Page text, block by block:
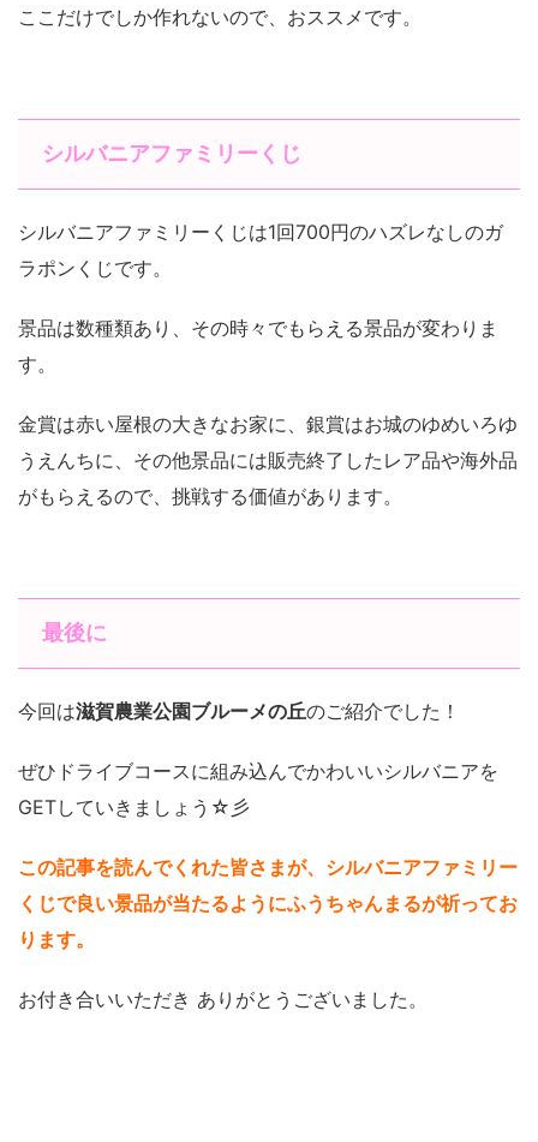
ここだけでしか作れないので、おススメです。
シルバニアファミリーくじ
シルバニアファミリーくじは1回700円のハズレなしのガ
ラポンくじです。
景品は数種類あり、その時々でもらえる景品が変わりま
す。
金賞は赤い屋根の大きなお家に、銀賞はお城のゆめいろゆ
うえんちに、その他景品には販売終了したレア品や海外品
がもらえるので、挑戦する価値があります。
最後に
今回は滋賀農業公園ブルーメの丘のご紹介でした！
ぜひドライブコースに組み込んでかわいいシルバニアを
GETしていきましょう☆彡
この記事を読んでくれた皆さまが、シルバニアファミリー
くじで良い景品が当たるようにふうちゃんまるが祈ってお
ります。
お付き合いいただき ありがとうございました。